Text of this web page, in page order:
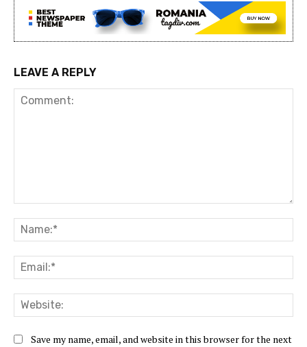
LEAVE A REPLY
Save my name, email, and website in this browser for the next